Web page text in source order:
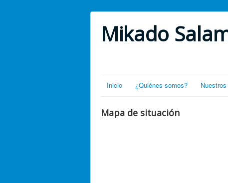
Mikado
Inicio ¿Quiénes somos?
Mapa de situación